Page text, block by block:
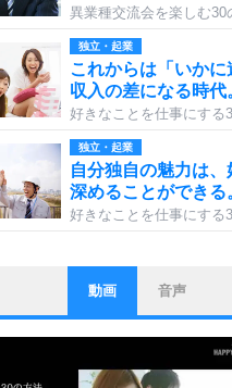
異業種交流会を楽しむ30
独立・起業
これからは「いかに
収入の差になる時代
好きなことを仕事にする
独立・起業
自分独自の魅力は、
深めることができる
好きなことを仕事にする
ストレス対策
他人と比べない。
いっそのこと、他人
動画 音声